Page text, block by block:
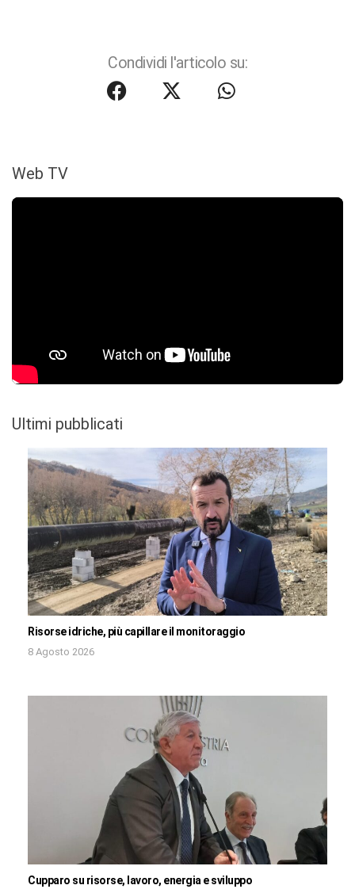
Condividi l'articolo su:
Web TV
Ultimi pubblicati
Risorse idriche, più capillare il monitoraggio
8 Agosto 2026
Cupparo su risorse, lavoro, energia e sviluppo